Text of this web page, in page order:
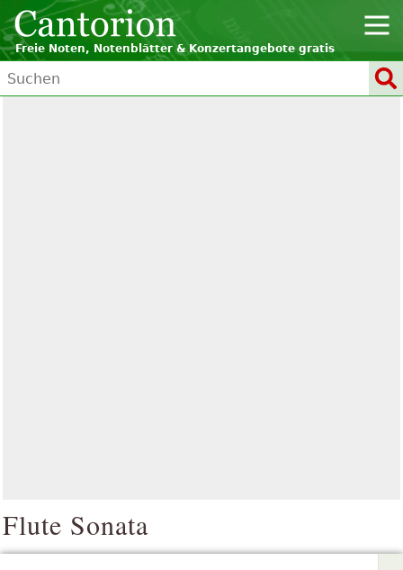
Freie Noten, Notenblätter & Konzertangebote gratis
Flute Sonata